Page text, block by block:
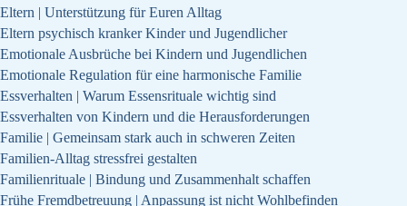
Eltern | Unterstützung für Euren Alltag
Eltern psychisch kranker Kinder und Jugendlicher
Emotionale Ausbrüche bei Kindern und Jugendlichen
Emotionale Regulation für eine harmonische Familie
Essverhalten | Warum Essensrituale wichtig sind
Essverhalten von Kindern und die Herausforderungen
Familie | Gemeinsam stark auch in schweren Zeiten
Familien-Alltag stressfrei gestalten
Familienrituale | Bindung und Zusammenhalt schaffen
Frühe Fremdbetreuung | Anpassung ist nicht Wohlbefinden